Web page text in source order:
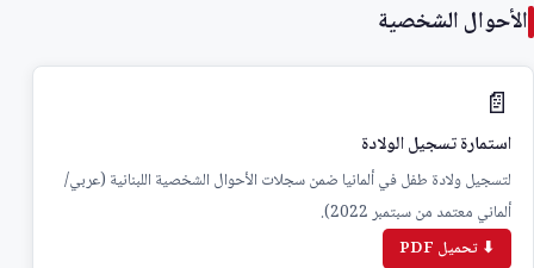
الأحوال الشخصية
📄
استمارة تسجيل الولادة
لتسجيل ولادة طفل في ألمانيا ضمن سجلات الأحوال الشخصية اللبنانية (عربي/
ألماني معتمد من سبتمبر 2022).
⬇ تحميل PDF